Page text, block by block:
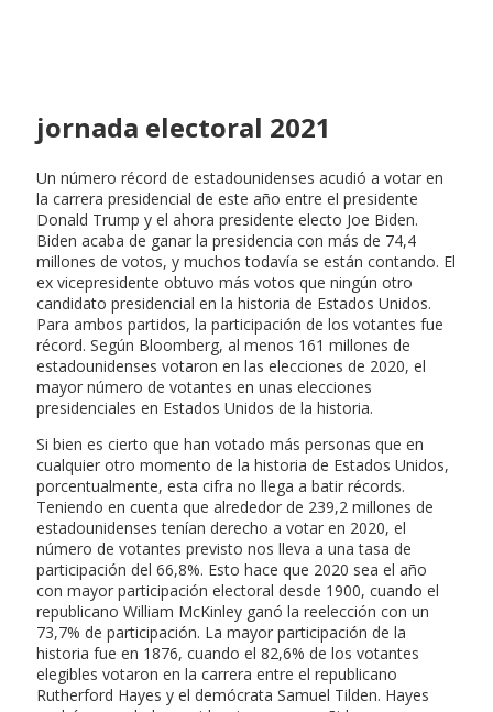
jornada electoral 2021
Un número récord de estadounidenses acudió a votar en
la carrera presidencial de este año entre el presidente
Donald Trump y el ahora presidente electo Joe Biden.
Biden acaba de ganar la presidencia con más de 74,4
millones de votos, y muchos todavía se están contando. El
ex vicepresidente obtuvo más votos que ningún otro
candidato presidencial en la historia de Estados Unidos.
Para ambos partidos, la participación de los votantes fue
récord. Según Bloomberg, al menos 161 millones de
estadounidenses votaron en las elecciones de 2020, el
mayor número de votantes en unas elecciones
presidenciales en Estados Unidos de la historia.
Si bien es cierto que han votado más personas que en
cualquier otro momento de la historia de Estados Unidos,
porcentualmente, esta cifra no llega a batir récords.
Teniendo en cuenta que alrededor de 239,2 millones de
estadounidenses tenían derecho a votar en 2020, el
número de votantes previsto nos lleva a una tasa de
participación del 66,8%. Esto hace que 2020 sea el año
con mayor participación electoral desde 1900, cuando el
republicano William McKinley ganó la reelección con un
73,7% de participación. La mayor participación de la
historia fue en 1876, cuando el 82,6% de los votantes
elegibles votaron en la carrera entre el republicano
Rutherford Hayes y el demócrata Samuel Tilden. Hayes